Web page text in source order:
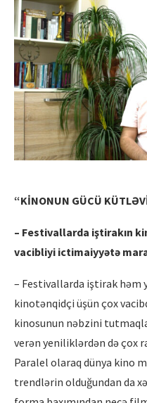
“KİNONUN GÜCÜ
– Festivallarda iştirakın
vacibliyi ictimaiyyətə
– Festivallarda iştirak həm
kinotənqidçi üşün çox
kinosunun nəbzini
verən yeniliklərdən də çox
Paralel olaraq dünya kino
trendlərin olduğundan da